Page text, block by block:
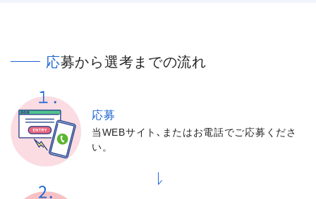
応募から選考までの流れ
応募
当WEBサイト､またはお電話でご応募くださ
い。